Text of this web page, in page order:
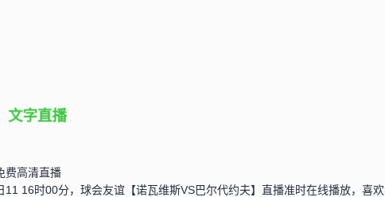
文字直播
费高清直播
11 16时00分，球会友谊【诺瓦维斯VS巴尔代约夫】直播准时在线播放，喜